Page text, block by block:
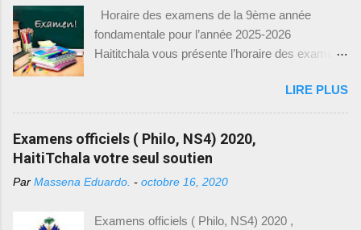
https://drive.google.com/drive/(9eme Année) ].
Ce lien vous dirigera vers une page où vous
trouverez une l...
Tirésias Simon Sam pour sept ans. L’affaire
Luders : la police pourchassait un dénommé
Présumé pour vol. celui-ci se refugia chez
de police afin de défendre son ami. Luders fut
condamné à un mois puis un an de prison. Suite
à la demande du chargé d’affaires allemand en
Haïti, Luders fut libéré et extradé vers
l’Allemagne, le 22 octobre 1897. Le 6...
Horaire des examens de la 9ème année
fondamentale pour l’année 2025-2026
Haititchala vous présente l’horaire des examens
2025-2026. Entre-temps, vous pouvez visiter
nos articles précédents ayant rapport avec les
tchala, le bac blanc et les modèles des
examens pour la 9 ème année. Date Heure
Communication Créole 29 juin 2026 12h00 –
Education physique et Sportive (EPS) Date
LIRE PLUS
Examens officiels ( Philo, NS4) 2020,
HaitiTchala votre seul soutien
Par Massena Eduardo. - octobre 16, 2020
Examens officiels ( Philo, NS4) 2020 ,